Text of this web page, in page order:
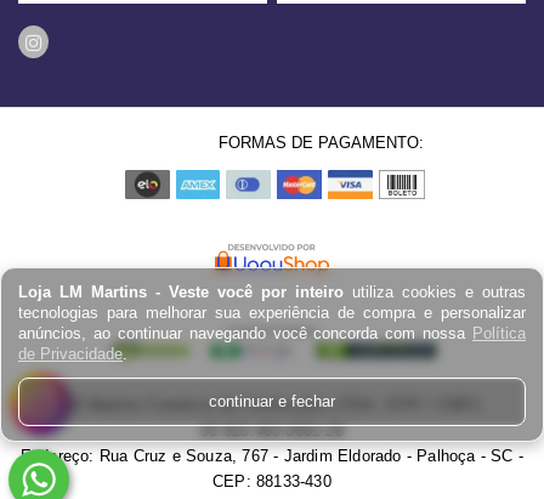
Loja LM Martins - Veste você por inteiro utiliza cookies e outras
tecnologias para melhorar sua experiência de compra e personalizar
anúncios, ao continuar navegando você concorda com nossa Política
de Privacidade.
continuar e fechar
FORMAS DE PAGAMENTO:
LM Martins Comércio de Confecções LTDA - EPP / CNPJ:
03.823.403.0001-29
Endereço: Rua Cruz e Souza, 767 - Jardim Eldorado - Palhoça - SC -
CEP: 88133-430